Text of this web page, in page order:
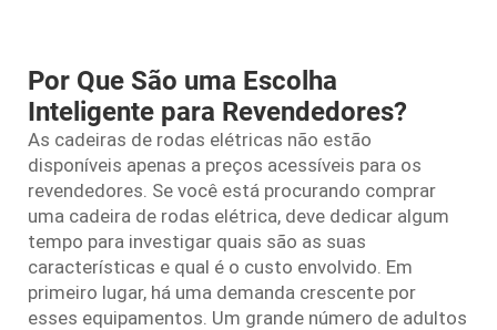
Por Que São uma Escolha
Inteligente para Revendedores?
As cadeiras de rodas elétricas não estão
disponíveis apenas a preços acessíveis para os
revendedores. Se você está procurando comprar
uma cadeira de rodas elétrica, deve dedicar algum
tempo para investigar quais são as suas
características e qual é o custo envolvido. Em
primeiro lugar, há uma demanda crescente por
esses equipamentos. Um grande número de adultos